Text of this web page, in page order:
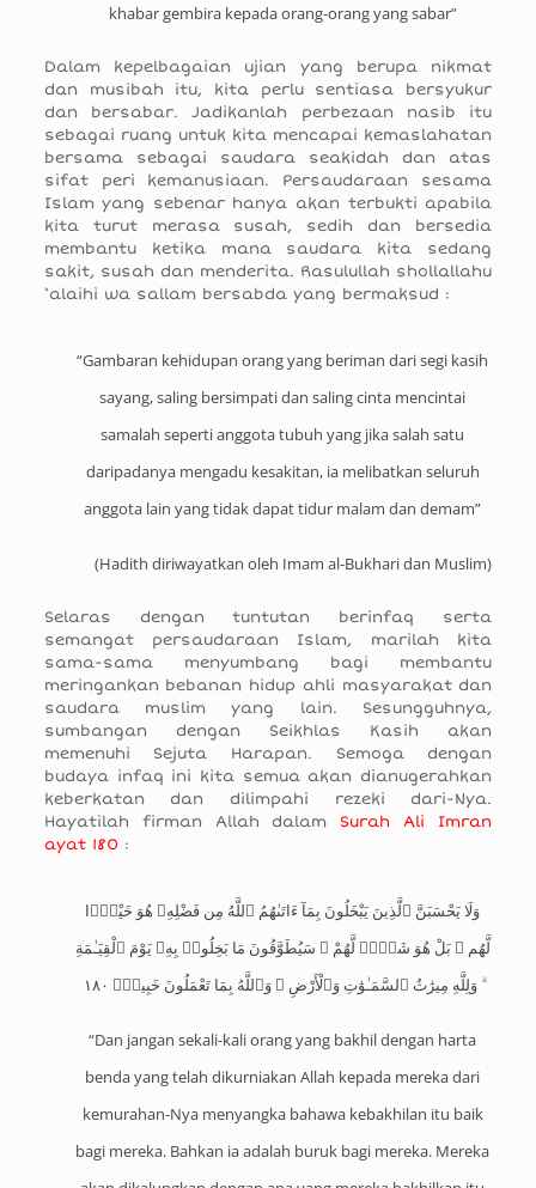
khabar gembira kepada orang-orang yang sabar”
Dalam kepelbagaian ujian yang berupa nikmat
dan musibah itu, kita perlu sentiasa bersyukur
dan bersabar. Jadikanlah perbezaan nasib itu
sebagai ruang untuk kita mencapai kemaslahatan
bersama sebagai saudara seakidah dan atas
sifat peri kemanusiaan. Persaudaraan sesama
Islam yang sebenar hanya akan terbukti apabila
kita turut merasa susah, sedih dan bersedia
membantu ketika mana saudara kita sedang
sakit, susah dan menderita. Rasulullah shollallahu
‘alaihi wa sallam bersabda yang bermaksud :
“Gambaran kehidupan orang yang beriman dari segi kasih
sayang, saling bersimpati dan saling cinta mencintai
samalah seperti anggota tubuh yang jika salah satu
daripadanya mengadu kesakitan, ia melibatkan seluruh
anggota lain yang tidak dapat tidur malam dan demam”
(Hadith diriwayatkan oleh Imam al-Bukhari dan Muslim)
Selaras dengan tuntutan berinfaq serta
semangat persaudaraan Islam, marilah kita
sama-sama menyumbang bagi membantu
meringankan bebanan hidup ahli masyarakat dan
saudara muslim yang lain. Sesungguhnya,
sumbangan dengan Seikhlas Kasih akan
memenuhi Sejuta Harapan. Semoga dengan
budaya infaq ini kita semua akan dianugerahkan
keberkatan dan dilimpahi rezeki dari-Nya.
Hayatilah firman Allah dalam Surah Ali Imran
ayat 180 :
وَلَا يَحْسَبَنَّ ٱلَّذِينَ يَبْخَلُونَ بِمَآ ءَاتَىٰهُمُ ٱللَّهُ مِن فَضْلِهِۦ هُوَ خَيْرًۭا
لَّهُم ۖ بَلْ هُوَ شَرٌّۭ لَّهُمْ ۖ سَيُطَوَّقُونَ مَا بَخِلُوا۟ بِهِۦ يَوْمَ ٱلْقِيَـٰمَةِ
ۗ وَلِلَّهِ مِيرَٰثُ ٱلسَّمَـٰوَٰتِ وَٱلْأَرْضِ ۗ وَٱللَّهُ بِمَا تَعْمَلُونَ خَبِيرٌۭ ١٨٠
“Dan jangan sekali-kali orang yang bakhil dengan harta
benda yang telah dikurniakan Allah kepada mereka dari
kemurahan-Nya menyangka bahawa kebakhilan itu baik
bagi mereka. Bahkan ia adalah buruk bagi mereka. Mereka